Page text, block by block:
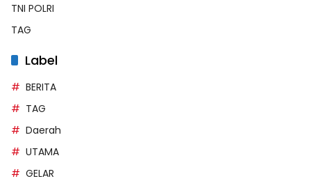
TNI POLRI
TAG
Label
BERITA
TAG
Daerah
UTAMA
GELAR